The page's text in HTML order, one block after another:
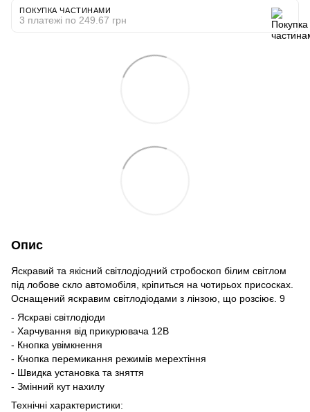
ПОКУПКА ЧАСТИНАМИ
3 платежі по 249.67 грн
Опис
Яскравий та якісний світлодіодний стробоскоп білим світлом
під лобове скло автомобіля, кріпиться на чотирьох присосках.
Оснащений яскравим світлодіодами з лінзою, що розсіює. 9
- Яскраві світлодіоди
- Харчування від прикурювача 12В
- Кнопка увімкнення
- Кнопка перемикання режимів мерехтіння
- Швидка установка та зняття
- Змінний кут нахилу
Технічні характеристики: